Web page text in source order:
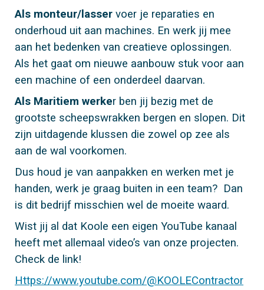
Als monteur/lasser voer je reparaties en
onderhoud uit aan machines. En werk jij mee
aan het bedenken van creatieve oplossingen.
Als het gaat om nieuwe aanbouw stuk voor aan
een machine of een onderdeel daarvan.
Als Maritiem werker ben jij bezig met de
grootste scheepswrakken bergen en slopen. Dit
zijn uitdagende klussen die zowel op zee als
aan de wal voorkomen.
Dus houd je van aanpakken en werken met je
handen, werk je graag buiten in een team? Dan
is dit bedrijf misschien wel de moeite waard.
Wist jij al dat Koole een eigen YouTube kanaal
heeft met allemaal video’s van onze projecten.
Check de link!
Https://www.youtube.com/@KOOLEContractor